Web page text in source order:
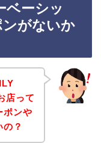
ベーシッ
ンがないか
店って
ポンや
？